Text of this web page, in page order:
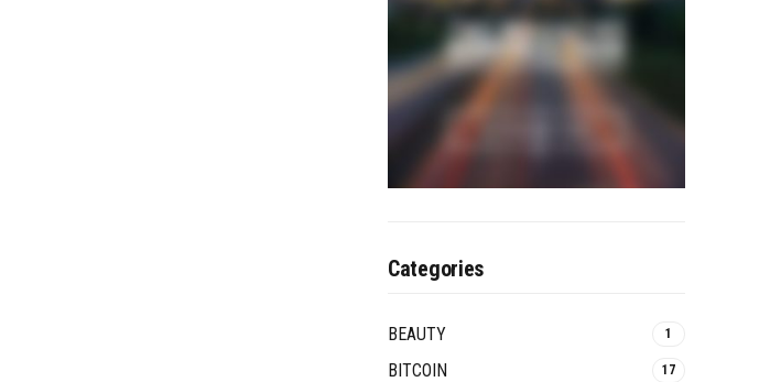
Categories
BEAUTY 1
BITCOIN 17